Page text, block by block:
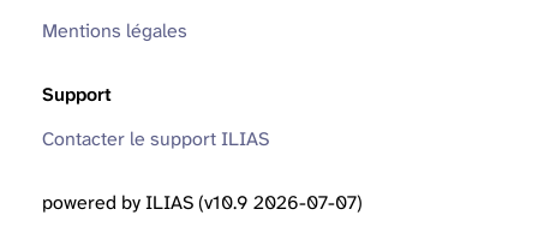
Mentions légales
Support
Contacter le support ILIAS
powered by ILIAS (v10.9 2026-07-07)